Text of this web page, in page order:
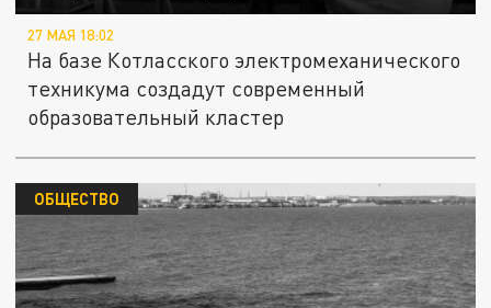
27 МАЯ 18:02
На базе Котласского электромеханического
техникума создадут современный
образовательный кластер
ОБЩЕСТВО